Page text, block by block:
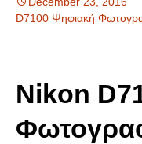
D7100 Ψηφιακή
Nikon